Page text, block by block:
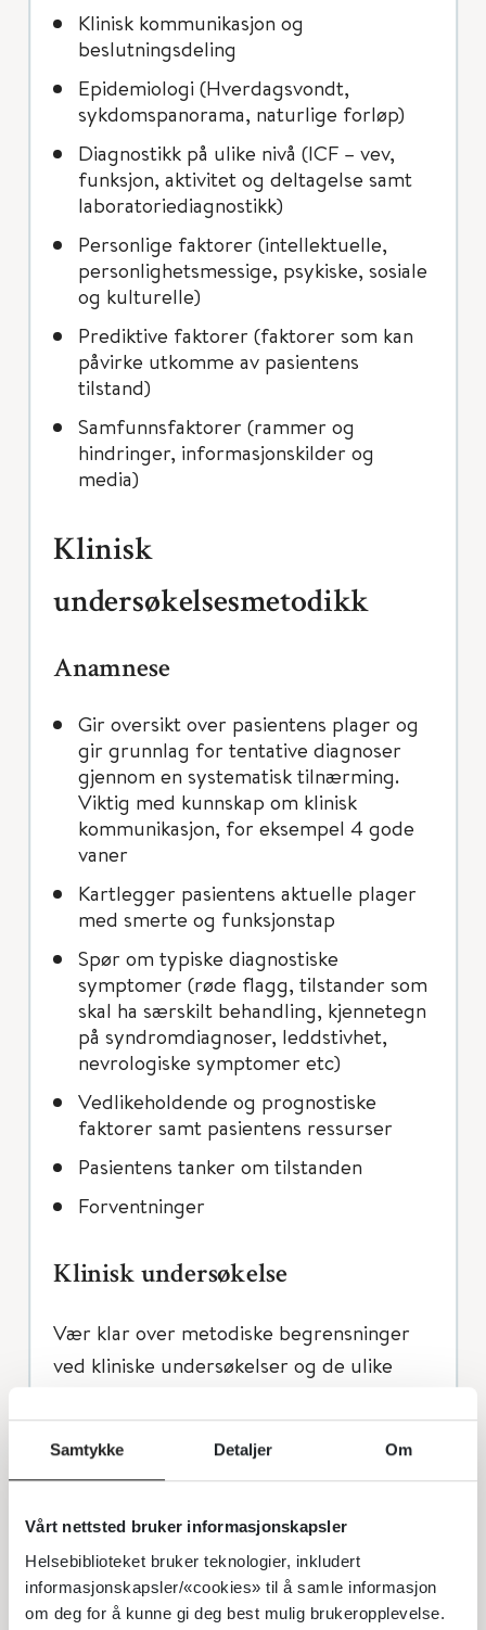
Samtykke Detaljer Om
Vårt nettsted bruker informasjonskapsler
Helsebiblioteket bruker teknologier, inkludert
informasjonskapsler/«cookies» til å samle informasjon
om deg for å kunne gi deg best mulig brukeropplevelse.
Klinisk kommunikasjon og
beslutningsdeling
Epidemiologi (Hverdagsvondt,
sykdomspanorama, naturlige forløp)
Diagnostikk på ulike nivå (ICF – vev,
funksjon, aktivitet og deltagelse samt
laboratoriediagnostikk)
Personlige faktorer (intellektuelle,
personlighetsmessige, psykiske, sosiale
og kulturelle)
Prediktive faktorer (faktorer som kan
påvirke utkomme av pasientens
tilstand)
Samfunnsfaktorer (rammer og
hindringer, informasjonskilder og
media)
Klinisk
undersøkelsesmetodikk
Anamnese
Gir oversikt over pasientens plager og
gir grunnlag for tentative diagnoser
gjennom en systematisk tilnærming.
Viktig med kunnskap om klinisk
kommunikasjon, for eksempel 4 gode
vaner
Kartlegger pasientens aktuelle plager
med smerte og funksjonstap
Spør om typiske diagnostiske
symptomer (røde flagg, tilstander som
skal ha særskilt behandling, kjennetegn
på syndromdiagnoser, leddstivhet,
nevrologiske symptomer etc)
Vedlikeholdende og prognostiske
faktorer samt pasientens ressurser
Pasientens tanker om tilstanden
Forventninger
Klinisk undersøkelse
Vær klar over metodiske begrensninger
ved kliniske undersøkelser og de ulike
pasientpopulasjon. En systematisk
tilnærming gir normalt større sjanse for
supplerende undersøkelser og bedre
grunnlag for vurdering av behandling.
Verdien av å undersøke vevsspesifikt